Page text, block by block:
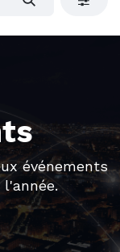
événements